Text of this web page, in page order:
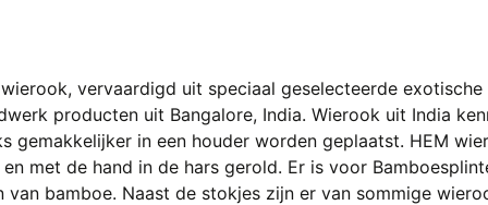
vervaardigd uit speciaal geselecteerde
producten uit Bangalore, India. Wierook uit India
gemakkelijker in een houder worden geplaatst. HEM
met de hand in de hars gerold. Er is voor
bamboe. Naast de stokjes zijn er van sommige